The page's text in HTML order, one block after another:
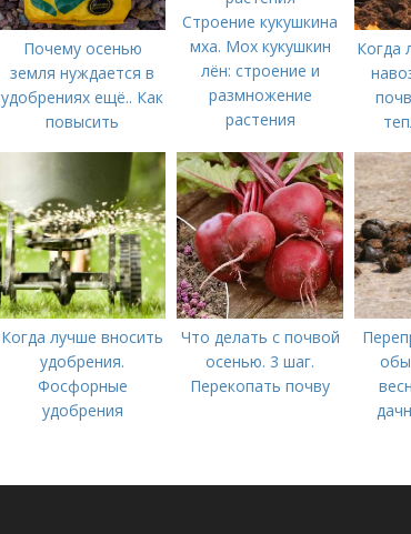
Почему осенью
земля нуждается в
удобрениях ещё.. Как
повысить
Строение кукушкина
мха. Мох кукушкин
лён: строение и
размножение
растения
Когда
Когда лучше вносить
удобрения.
Фосфорные
удобрения
Что делать с почвой
осенью. 3 шаг.
Перекопать почву